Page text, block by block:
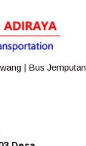
| Bus Jemputan